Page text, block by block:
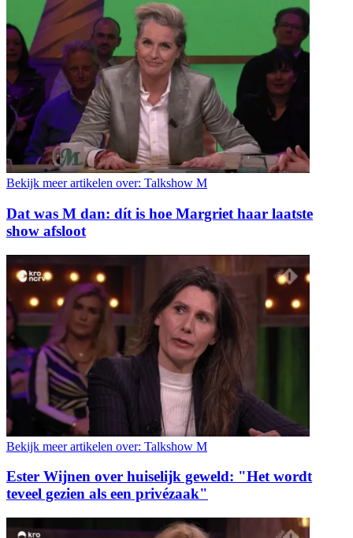
Bekijk meer artikelen over: Talkshow M
Dat was M dan: dít is hoe Margriet haar laatste
show afsloot
Bekijk meer artikelen over: Talkshow M
Ester Wijnen over huiselijk geweld: "Het wordt
teveel gezien als een privézaak"